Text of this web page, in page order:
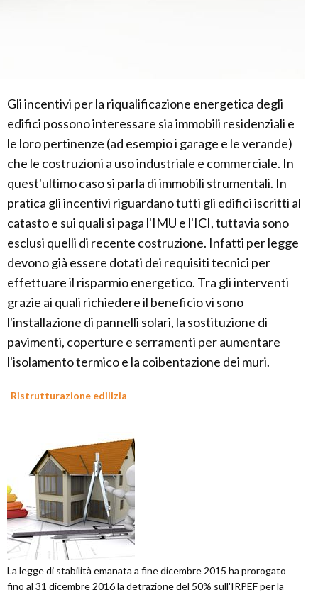
Gli incentivi per la riqualificazione energetica degli
edifici possono interessare sia immobili residenziali e
le loro pertinenze (ad esempio i garage e le verande)
che le costruzioni a uso industriale e commerciale. In
quest'ultimo caso si parla di immobili strumentali. In
pratica gli incentivi riguardano tutti gli edifici iscritti al
catasto e sui quali si paga l'IMU e l'ICI, tuttavia sono
esclusi quelli di recente costruzione. Infatti per legge
devono già essere dotati dei requisiti tecnici per
effettuare il risparmio energetico. Tra gli interventi
grazie ai quali richiedere il beneficio vi sono
l'installazione di pannelli solari, la sostituzione di
pavimenti, coperture e serramenti per aumentare
l'isolamento termico e la coibentazione dei muri.
Ristrutturazione edilizia
La legge di stabilità emanata a fine dicembre 2015 ha prorogato
fino al 31 dicembre 2016 la detrazione del 50% sull'IRPEF per la